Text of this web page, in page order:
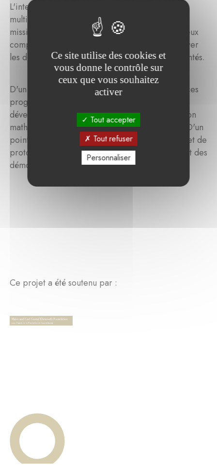
L'intention était de développer un écosystème
multidisciplinaire international répondant à la
mission de trouver l'ordre dans le chaos, de mieux
comprendre qui nous sommes et comment relever
les défis collectifs auxquels nous sommes confrontés.
D'un point de vue académique, les résultats de ces
programmes de recherche comprennent le
développement d'un cadre théorique, l'innovation
mathématique et le transfert de connaissances. D'un
point de vue sociétal : des preuves de concept et de
prototypes, la collecte et l'analyse de données et des
démonstrations technologiques.
Ce projet a été soutenu par :
Ce site utilise des cookies et
vous donne le contrôle sur
ceux que vous souhaitez
activer
Tout accepter
Tout refuser
Personnaliser